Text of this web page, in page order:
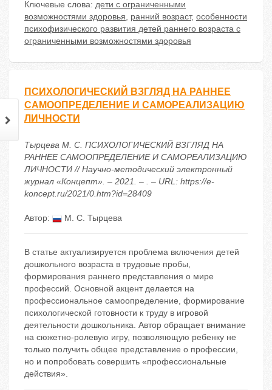
Ключевые слова: дети с ограниченными
возможностями здоровья, ранний возраст, особенности
психофизического развития детей раннего возраста с
ограниченными возможностями здоровья
ПСИХОЛОГИЧЕСКИЙ ВЗГЛЯД НА РАННЕЕ
САМООПРЕДЕЛЕНИЕ И САМОРЕАЛИЗАЦИЮ
ЛИЧНОСТИ
Тырцева М. С. ПСИХОЛОГИЧЕСКИЙ ВЗГЛЯД НА
РАННЕЕ САМООПРЕДЕЛЕНИЕ И САМОРЕАЛИЗАЦИЮ
ЛИЧНОСТИ // Научно-методический электронный
журнал «Концепт». – 2021. – . – URL: https://e-
koncept.ru/2021/0.htm?id=28409
Автор: М. С. Тырцева
В статье актуализируется проблема включения детей
дошкольного возраста в трудовые пробы,
формирования раннего представления о мире
профессий. Основной акцент делается на
профессиональное самоопределение, формирование
психологической готовности к труду в игровой
деятельности дошкольника. Автор обращает внимание
на сюжетно-ролевую игру, позволяющую ребенку не
только получить общее представление о профессии,
но и попробовать совершить «профессиональные
действия».